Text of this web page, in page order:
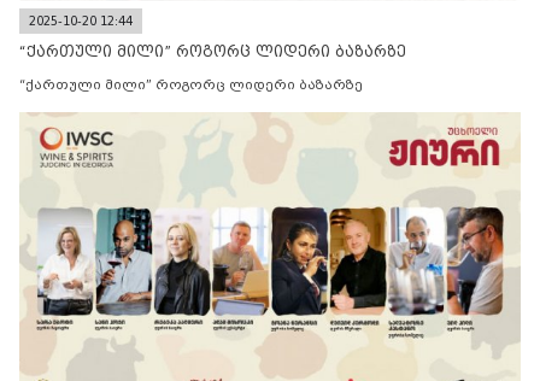
2025-10-20 12:44
“ქართული მილი” როგორც ლიდერი ბაზარზე
“ქართული მილი” როგორც ლიდერი ბაზარზე